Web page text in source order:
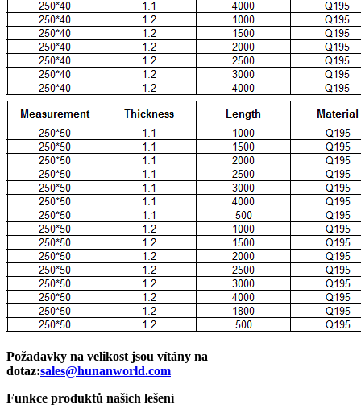
Požadavky na velikost jsou vítány na
dotaz:sales@hunanworld.com
Funkce produktů našich lešení